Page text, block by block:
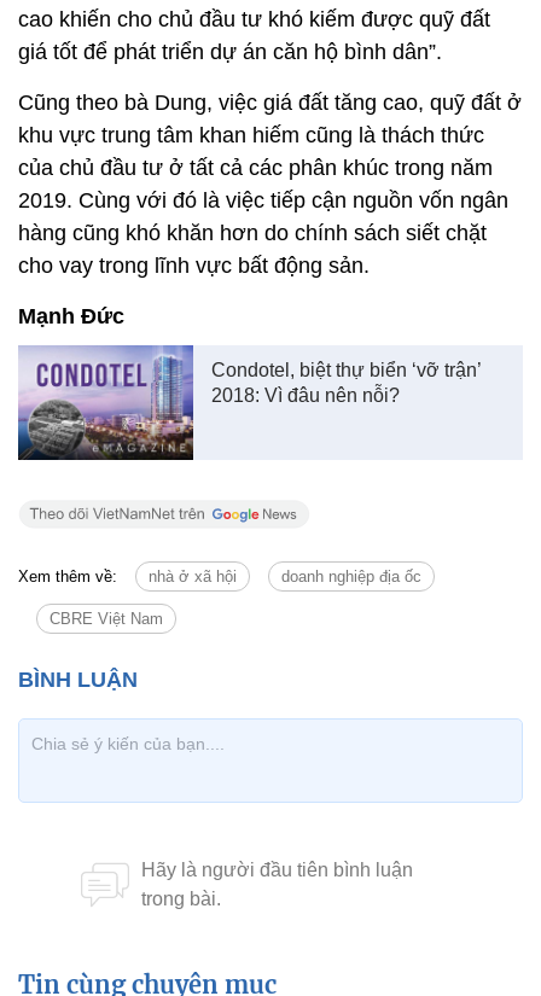
cao khiến cho chủ đầu tư khó kiếm được quỹ đất
giá tốt để phát triển dự án căn hộ bình dân”.
Cũng theo bà Dung, việc giá đất tăng cao, quỹ đất ở
khu vực trung tâm khan hiếm cũng là thách thức
của chủ đầu tư ở tất cả các phân khúc trong năm
2019. Cùng với đó là việc tiếp cận nguồn vốn ngân
hàng cũng khó khăn hơn do chính sách siết chặt
cho vay trong lĩnh vực bất động sản.
Mạnh Đức
Condotel, biệt thự biển ‘vỡ trận’
2018: Vì đâu nên nỗi?
Xem thêm về: nhà ở xã hội doanh nghiệp địa ốc
CBRE Việt Nam
Tin cùng chuyên mục